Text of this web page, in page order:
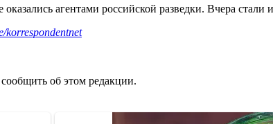
оказались агентами российской разведки. Вчера стали
korrespondentnet
об этом редакции.